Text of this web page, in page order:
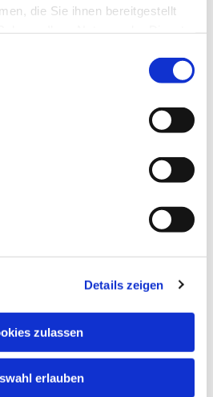
die Sie ihnen bereitgestellt
Details zeigen
zulassen
erlauben
Sie auch